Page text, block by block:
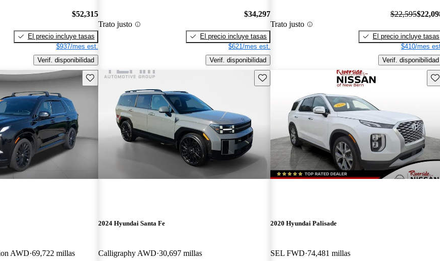
$52,315
El precio incluye tasas
$937/mes est.
Verif. disponibilidad
Trato justo
$34,297
El precio incluye tasas
$621/mes est.
Verif. disponibilidad
Trato justo
$22,595
El precio incluye tasas
$410/mes
Verif. disponibilidad
Guarda este Aviso
AWD 69,722 millas
Guarda este Aviso
2024 Hyundai Santa Fe
Calligraphy AWD 30,697 millas
2020 Hyundai Palisade
SEL FWD 74,481 millas